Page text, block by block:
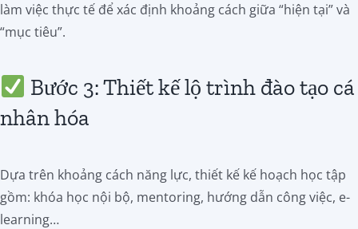
làm việc thực tế để xác định khoảng cách giữa “hiện tại” và
“mục tiêu”.
Bước 3: Thiết kế lộ trình đào tạo cá
nhân hóa
Dựa trên khoảng cách năng lực, thiết kế kế hoạch học tập
gồm: khóa học nội bộ, mentoring, hướng dẫn công việc, e-
learning…